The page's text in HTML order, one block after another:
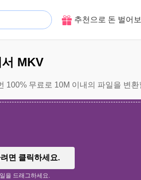
추천으로 돈 벌어
MKV
100% 무료로 10M 이내의 파일을 변환
면 클릭하세요.
을 드래그하세요.